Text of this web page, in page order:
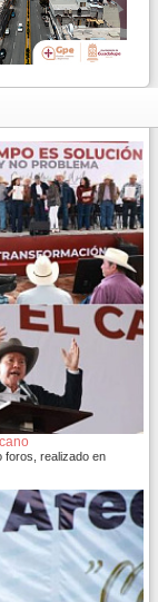
foros, realizado en